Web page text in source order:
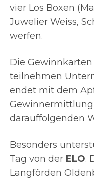
vier Los Boxen
Juwelier Weiss,
werfen.
Die
teilnehmen
endet mit dem
darauffolgenden
Besonders
Tag von der ELO.
Langförden